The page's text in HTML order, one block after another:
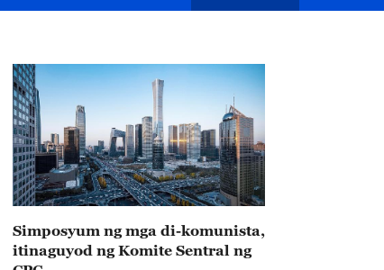
Simposyum ng mga di-komunista,
itinaguyod ng Komite Sentral ng